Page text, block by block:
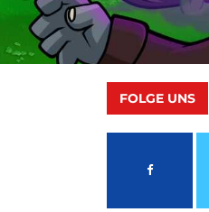
FOLGE UNS